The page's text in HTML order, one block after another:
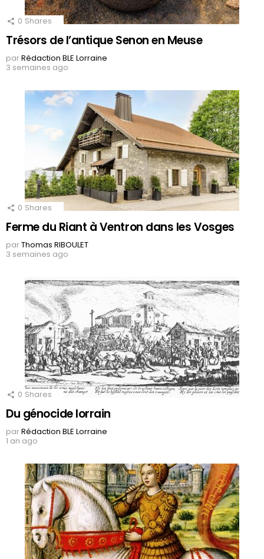
0 Shares
Trésors de l’antique Senon en Meuse
parRédaction BLE Lorraine
3 semaines ago
0 Shares
Ferme du Riant à Ventron dans les Vosges
parThomas RIBOULET
3 semaines ago
0 Shares
Du génocide lorrain
parRédaction BLE Lorraine
1 an ago